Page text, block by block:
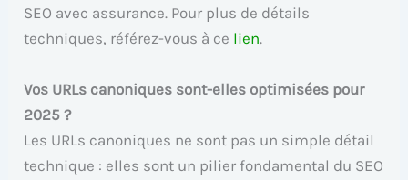
SEO avec assurance. Pour plus de détails
techniques, référez-vous à ce lien.
Vos URLs canoniques sont-elles optimisées pour
2025 ?
Les URLs canoniques ne sont pas un simple détail
technique : elles sont un pilier fondamental du SEO